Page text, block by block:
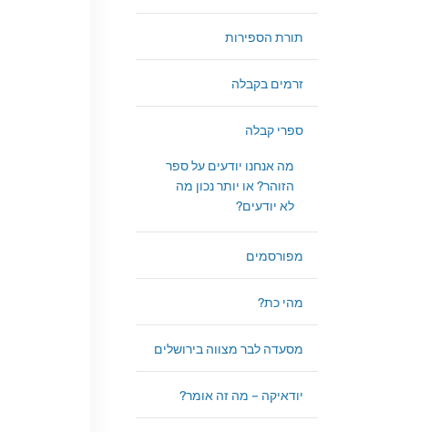
תורת הספירות
זרמים בקבלה
ספרי קבלה
מה אנחנו יודעים על ספר
הזוהר? או יותר נכון מה
לא יודעים?
מפורסמים
מהי כת?
מסעדה לבר מצווה בירושלים
יודאיקה – מה זה אומר?